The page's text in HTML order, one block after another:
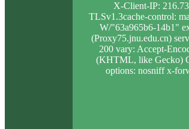
X-Client-IP:
TLSv1.3cache-control:
W/"63a965b6-14b1"
(Proxy75.jnu.edu.cn)
200 vary: Accept-
(KHTML, like Gecko)
options: nosniff x-